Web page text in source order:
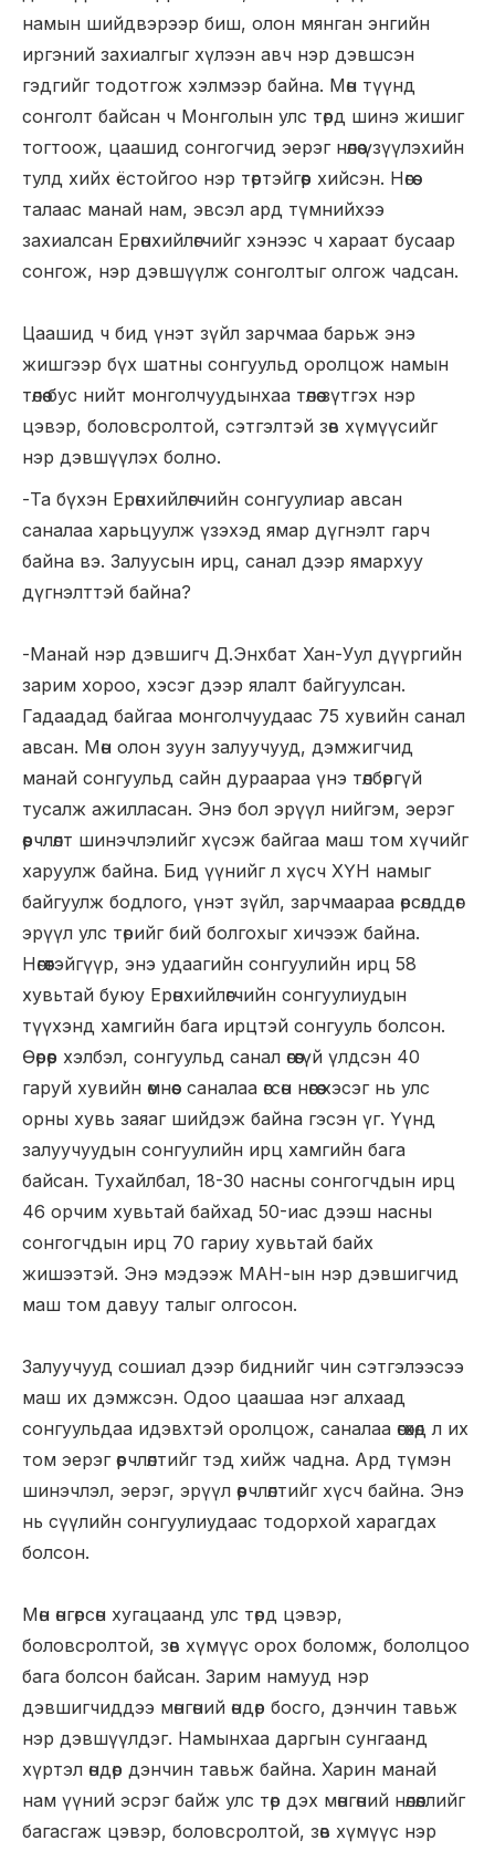
намын шийдвэрээр биш, олон мянган энгийн
иргэний захиалгыг хүлээн авч нэр дэвшсэн
гэдгийг тодотгож хэлмээр байна. Мөн түүнд
сонголт байсан ч Монголын улс төрд шинэ жишиг
тогтоож, цаашид сонгогчид эерэг нөлөө үзүүлэхийн
тулд хийх ёстойгоо нэр төртэйгөөр хийсэн. Нөгөө
талаас манай нам, эвсэл ард түмнийхээ
захиалсан Ерөнхийлөгчийг хэнээс ч хараат бусаар
сонгож, нэр дэвшүүлж сонголтыг олгож чадсан.
Цаашид ч бид үнэт зүйл зарчмаа барьж энэ
жишгээр бүх шатны сонгуульд оролцож намын
төлөө бус нийт монголчуудынхаа төлөө зүтгэх нэр
цэвэр, боловсролтой, сэтгэлтэй зөв хүмүүсийг
нэр дэвшүүлэх болно.
-Та бүхэн Ерөнхийлөгчийн сонгуулиар авсан
саналаа харьцуулж үзэхэд ямар дүгнэлт гарч
байна вэ. Залуусын ирц, санал дээр ямархуу
дүгнэлттэй байна?
-Манай нэр дэвшигч Д.Энхбат Хан-Уул дүүргийн
зарим хороо, хэсэг дээр ялалт байгуулсан.
Гадаадад байгаа монголчуудаас 75 хувийн санал
авсан. Мөн олон зуун залуучууд, дэмжигчид
манай сонгуульд сайн дураараа үнэ төлбөргүй
тусалж ажилласан. Энэ бол эрүүл нийгэм, эерэг
өөрчлөлт шинэчлэлийг хүсэж байгаа маш том хүчийг
харуулж байна. Бид үүнийг л хүсч ХҮН намыг
байгуулж бодлого, үнэт зүйл, зарчмаараа өрсөлддөг
эрүүл улс төрийг бий болгохыг хичээж байна.
Нөгөөтэйгүүр, энэ удаагийн сонгуулийн ирц 58
хувьтай буюу Ерөнхийлөгчийн сонгуулиудын
түүхэнд хамгийн бага ирцтэй сонгууль болсон.
Өөрөөр хэлбэл, сонгуульд санал өгөөгүй үлдсэн 40
гаруй хувийн өмнөөс саналаа өгсөн нөгөө хэсэг нь улс
орны хувь заяаг шийдэж байна гэсэн үг. Үүнд
залуучуудын сонгуулийн ирц хамгийн бага
байсан. Тухайлбал, 18-30 насны сонгогчдын ирц
46 орчим хувьтай байхад 50-иас дээш насны
сонгогчдын ирц 70 гариу хувьтай байх
жишээтэй. Энэ мэдээж МАН-ын нэр дэвшигчид
маш том давуу талыг олгосон.
Залуучууд сошиал дээр биднийг чин сэтгэлээсээ
маш их дэмжсэн. Одоо цаашаа нэг алхаад
сонгуульдаа идэвхтэй оролцож, саналаа өгөхөд л их
том эерэг өөрчлөлтийг тэд хийж чадна. Ард түмэн
шинэчлэл, эерэг, эрүүл өөрчлөлтийг хүсч байна. Энэ
нь сүүлийн сонгуулиудаас тодорхой харагдах
болсон.
Мөн өнгөрсөн хугацаанд улс төрд цэвэр,
боловсролтой, зөв хүмүүс орох боломж, бололцоо
бага болсон байсан. Зарим намууд нэр
дэвшигчиддээ мөнгөний өндөр босго, дэнчин тавьж
нэр дэвшүүлдэг. Намынхаа даргын сунгаанд
хүртэл өндөр дэнчин тавьж байна. Харин манай
нам үүний эсрэг байж улс төр дэх мөнгөний нөлөөллийг
багасгаж цэвэр, боловсролтой, зөв хүмүүс нэр